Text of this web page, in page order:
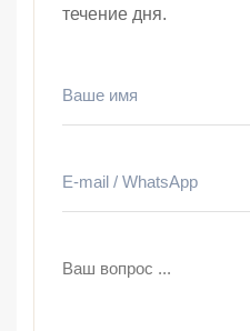
течение дня.